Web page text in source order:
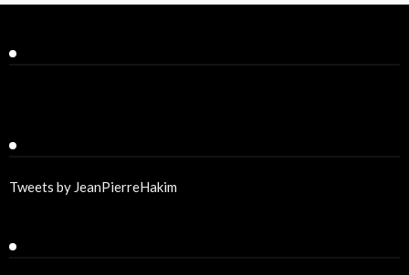
Tweets by JeanPierreHakim